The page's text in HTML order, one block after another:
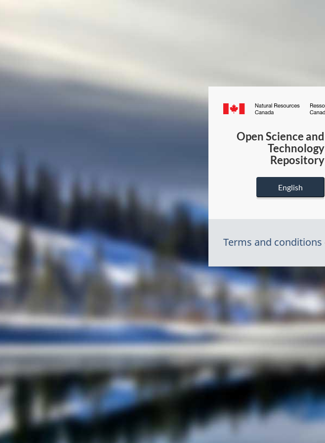
Canada.ca
Open Science and
Technology
Repository
English
Terms and conditions